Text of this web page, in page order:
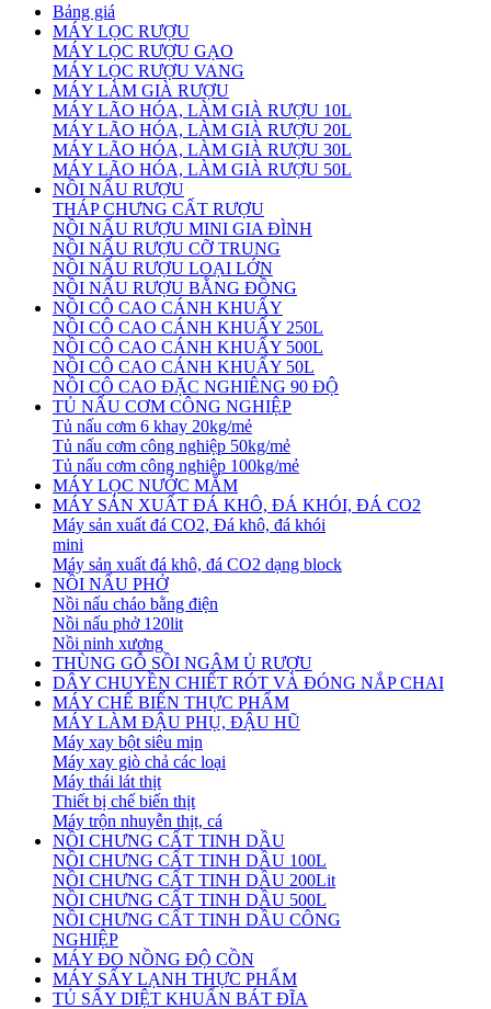
Bảng giá
MÁY LỌC RƯỢU
MÁY LỌC RƯỢU GẠO
MÁY LỌC RƯỢU VANG
MÁY LÀM GIÀ RƯỢU
MÁY LÃO HÓA, LÀM GIÀ RƯỢU 10L
MÁY LÃO HÓA, LÀM GIÀ RƯỢU 20L
MÁY LÃO HÓA, LÀM GIÀ RƯỢU 30L
MÁY LÃO HÓA, LÀM GIÀ RƯỢU 50L
NỒI NẤU RƯỢU
THÁP CHƯNG CẤT RƯỢU
NỒI NẤU RƯỢU MINI GIA ĐÌNH
NỒI NẤU RƯỢU CỠ TRUNG
NỒI NẤU RƯỢU LOẠI LỚN
NỒI NẤU RƯỢU BẰNG ĐỒNG
NỒI CÔ CAO CÁNH KHUẤY
NỒI CÔ CAO CÁNH KHUẤY 250L
NỒI CÔ CAO CÁNH KHUẤY 500L
NỒI CÔ CAO CÁNH KHUẤY 50L
NỒI CÔ CAO ĐẶC NGHIÊNG 90 ĐỘ
TỦ NẤU CƠM CÔNG NGHIỆP
Tủ nấu cơm 6 khay 20kg/mẻ
Tủ nấu cơm công nghiệp 50kg/mẻ
Tủ nấu cơm công nghiệp 100kg/mẻ
MÁY LỌC NƯỚC MẮM
MÁY SẢN XUẤT ĐÁ KHÔ, ĐÁ KHÓI, ĐÁ CO2
Máy sản xuất đá CO2, Đá khô, đá khói
mini
Máy sản xuất đá khô, đá CO2 dạng block
NỒI NẤU PHỞ
Nồi nấu cháo bằng điện
Nồi nấu phở 120lit
Nồi ninh xương
THÙNG GỖ SỒI NGÂM Ủ RƯỢU
DÂY CHUYỀN CHIẾT RÓT VÀ ĐÓNG NẮP CHAI
MÁY CHẾ BIẾN THỰC PHẨM
MÁY LÀM ĐẬU PHỤ, ĐẬU HŨ
Máy xay bột siêu mịn
Máy xay giò chả các loại
Máy thái lát thịt
Thiết bị chế biến thịt
Máy trộn nhuyễn thịt, cá
NỒI CHƯNG CẤT TINH DẦU
NỒI CHƯNG CẤT TINH DẦU 100L
NỒI CHƯNG CẤT TINH DẦU 200Lit
NỒI CHƯNG CẤT TINH DẦU 500L
NỒI CHƯNG CẤT TINH DẦU CÔNG
NGHIỆP
MÁY ĐO NỒNG ĐỘ CỒN
MÁY SẤY LẠNH THỰC PHẨM
TỦ SẤY DIỆT KHUẨN BÁT ĐĨA